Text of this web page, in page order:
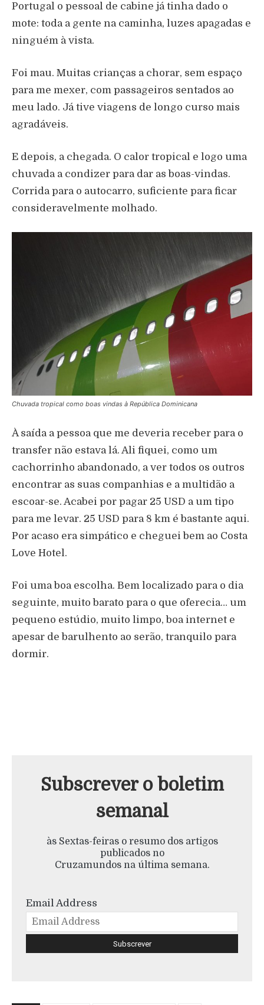
Portugal o pessoal de cabine já tinha dado o
mote: toda a gente na caminha, luzes apagadas e
ninguém à vista.
Foi mau. Muitas crianças a chorar, sem espaço
para me mexer, com passageiros sentados ao
meu lado. Já tive viagens de longo curso mais
agradáveis.
E depois, a chegada. O calor tropical e logo uma
chuvada a condizer para dar as boas-vindas.
Corrida para o autocarro, suficiente para ficar
consideravelmente molhado.
Chuvada tropical como boas vindas à República Dominicana
À saída a pessoa que me deveria receber para o
transfer não estava lá. Ali fiquei, como um
cachorrinho abandonado, a ver todos os outros
encontrar as suas companhias e a multidão a
escoar-se. Acabei por pagar 25 USD a um tipo
para me levar. 25 USD para 8 km é bastante aqui.
Por acaso era simpático e cheguei bem ao Costa
Love Hotel.
Foi uma boa escolha. Bem localizado para o dia
seguinte, muito barato para o que oferecia… um
pequeno estúdio, muito limpo, boa internet e
apesar de barulhento ao serão, tranquilo para
dormir.
Subscrever o boletim
semanal
às Sextas-feiras o resumo dos artigos
publicados no
Cruzamundos na última semana.
Email Address